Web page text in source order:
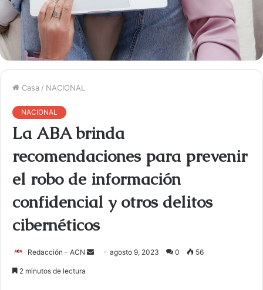
Casa / NACIONAL
NACIONAL
La ABA brinda
recomendaciones para prevenir
el robo de información
confidencial y otros delitos
cibernéticos
Redacción - ACN agosto 9, 2023 0 56
2 minutos de lectura